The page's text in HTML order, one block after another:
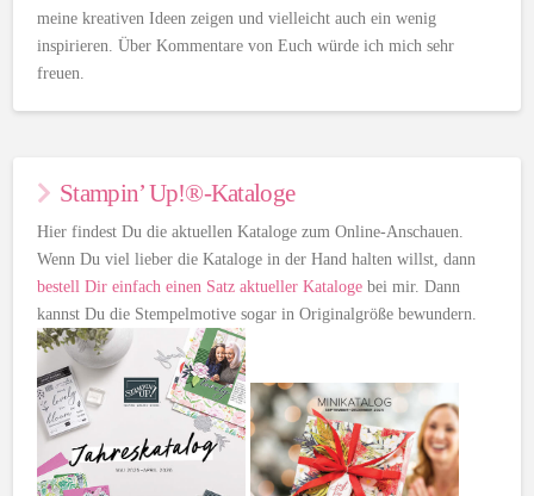
meine kreativen Ideen zeigen und vielleicht auch ein wenig
inspirieren. Über Kommentare von Euch würde ich mich sehr
freuen.
Stampin’ Up!®-Kataloge
Hier findest Du die aktuellen Kataloge zum Online-Anschauen.
Wenn Du viel lieber die Kataloge in der Hand halten willst, dann
bestell Dir einfach einen Satz aktueller Kataloge bei mir. Dann
kannst Du die Stempelmotive sogar in Originalgröße bewundern.